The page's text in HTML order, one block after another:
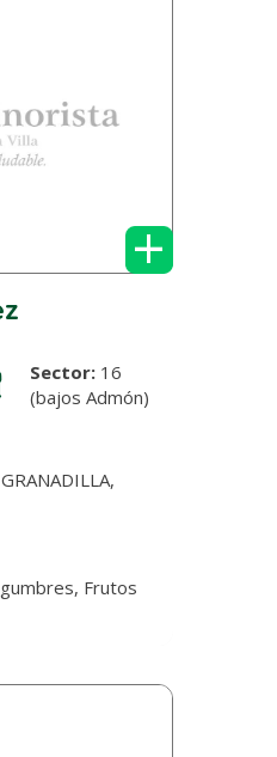
+
Sector: 16
(bajos Admón)
Frutos